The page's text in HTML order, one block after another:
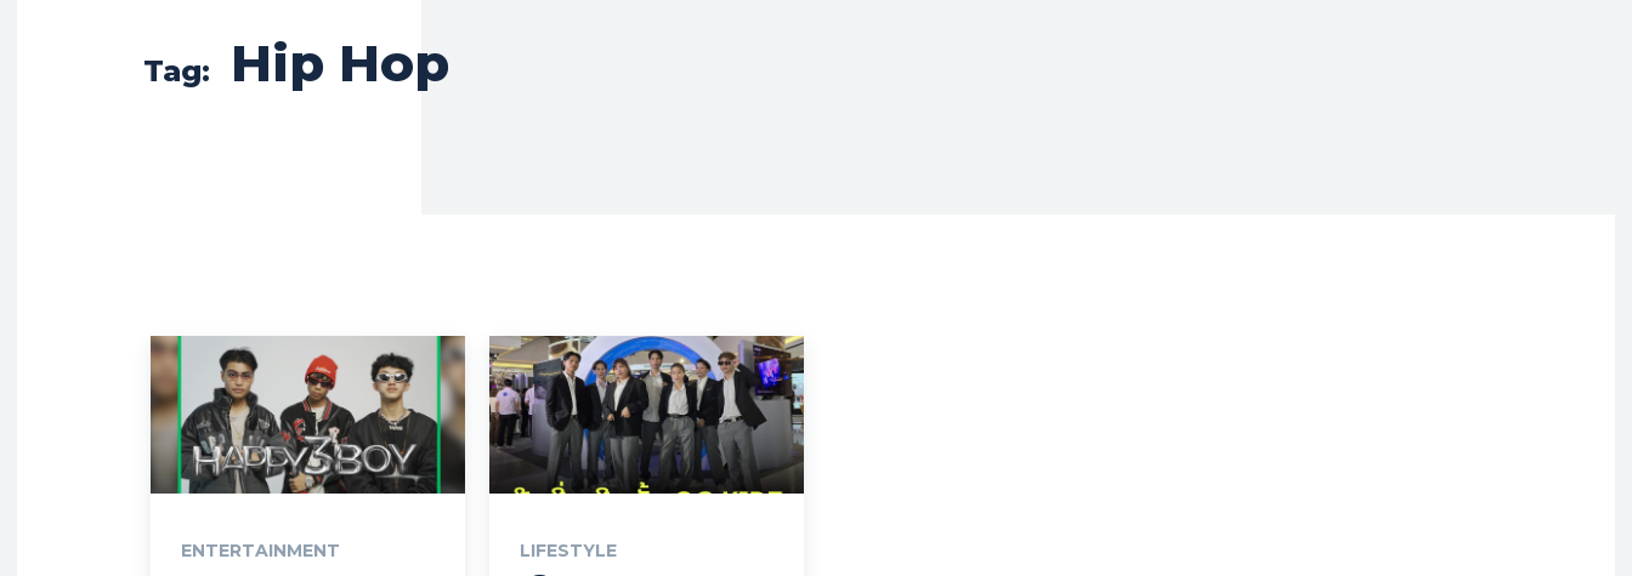
Tag: Hip Hop
ENTERTAINMENT LIFESTYLE